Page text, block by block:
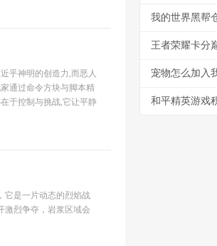
乎神明的创造力,而恶人
通过命令方块与脚本精
于控制与挑战,它让平静
它是一片动态的烈焰战
激烈争夺，岩浆区域会
宠物怎么加入
和平精英游戏